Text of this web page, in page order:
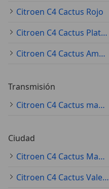
Citroen C4 Cactus Rojo
Citroen C4 Cactus Plateado
Citroen C4 Cactus Amarillo
Transmisión
Citroen C4 Cactus manual
Ciudad
Citroen C4 Cactus Madrid
Citroen C4 Cactus Valencia